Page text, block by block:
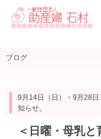
ブログ
9月14日（日）・9月28
知らせ。
＜日曜・母乳と